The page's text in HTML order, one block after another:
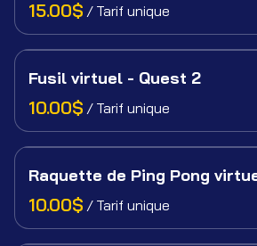
/
Fusil virtuel - Quest 2
/
Raquette de Ping Pong
/